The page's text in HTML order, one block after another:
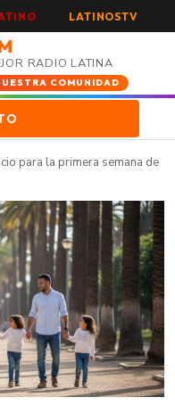
LATINOSTV
RADIO LATINA
COMUNIDAD
para la primera semana de